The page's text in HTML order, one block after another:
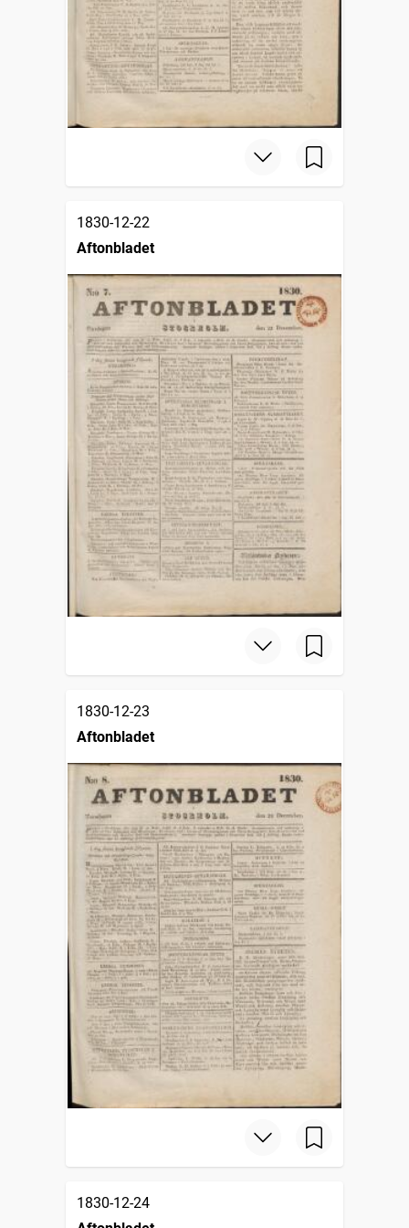
1830-12-22
Aftonbladet
1830-12-23
Aftonbladet
1830-12-24